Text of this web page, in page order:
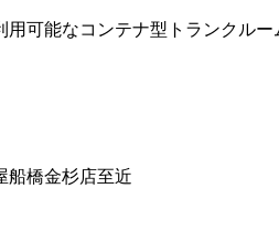
可能なコンテナ型トランクル
船橋金杉店至近